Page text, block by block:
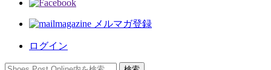
メルマガ登録
ログイン